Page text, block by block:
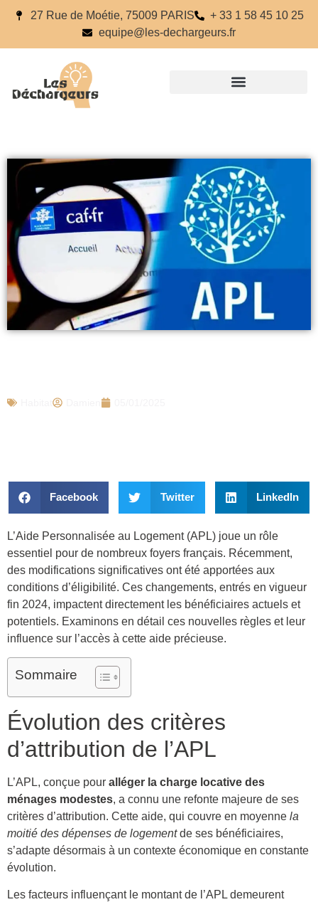
27 Rue de Moétie, 75009 PARIS
+ 33 1 58 45 10 25
equipe@les-dechargeurs.fr
Facebook Twitter LinkedIn
L’Aide Personnalisée au Logement (APL) joue un rôle
essentiel pour de nombreux foyers français. Récemment,
des modifications significatives ont été apportées aux
conditions d’éligibilité. Ces changements, entrés en vigueur
fin 2024, impactent directement les bénéficiaires actuels et
potentiels. Examinons en détail ces nouvelles règles et leur
influence sur l’accès à cette aide précieuse.
Sommaire
Évolution des critères
d’attribution de l’APL
L’APL, conçue pour alléger la charge locative des
ménages modestes, a connu une refonte majeure de ses
critères d’attribution. Cette aide, qui couvre en moyenne la
moitié des dépenses de logementde ses bénéficiaires,
s’adapte désormais à un contexte économique en constante
évolution.
Les facteurs influençant le montant de l’APL demeurent